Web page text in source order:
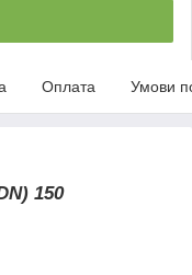
Оплата Умови
150